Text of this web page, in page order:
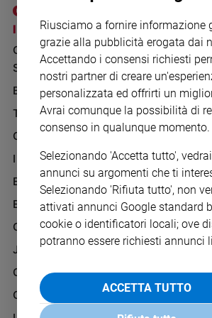
Chiesa
Fede
e
spiritualità
e
del
giorno
del
giorno
Società
e
I SITI SAN PAOLO
GRUPPO EDITORIALE
SAN PAOLO
BENESSERE
TELENOVA
GAZZETTA D'ALBA
IL GIORNALINO
EDICOLA SAN PAOLO
EDIZIONI SAN PAOLO
CREDERE
JESUS
GBABY
G-WEB
NOTE
SOCIAL
Riusciamo a fornire informazione
grazie alla pubblicità erogata dai
Accettando i consensi richiesti
nostri partner di creare
personalizzata ed offrirti un
Avrai comunque la possibilità di
consenso in qualunque momento.
Selezionando 'Accetta tutto',
annunci su argomenti che ti
Selezionando 'Rifiuta tutto', non
attivati annunci Google standard
cookie o identificatori locali; ove
potranno essere richiesti annunci
ACCETTA TUTTO